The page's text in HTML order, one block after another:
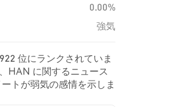
0.00%
強気
位にランクされていま
HAN に関するニュース
トが弱気の感情を示しま